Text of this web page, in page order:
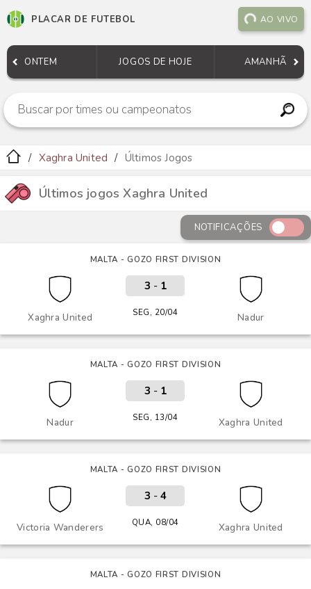
PLACAR DE FUTEBOL AO VIVO
ONTEM JOGOS DE HOJE AMANHÃ
Xaghra United Últimos Jogos
Últimos jogos Xaghra United
NOTIFICAÇÕES
MALTA - GOZO FIRST DIVISION
Xaghra United Nadur
3 - 1
SEG, 20/04
MALTA - GOZO FIRST DIVISION
Nadur Xaghra United
3 - 1
SEG, 13/04
MALTA - GOZO FIRST DIVISION
Victoria Wanderers Xaghra United
3 - 4
QUA, 08/04
MALTA - GOZO FIRST DIVISION